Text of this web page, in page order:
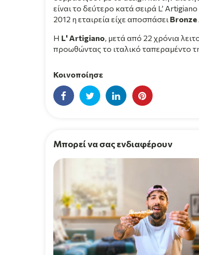
είναι το δεύτερο κατά σειρά L’
2012 η εταιρεία είχε αποσπάσει
Η L' Artigiano, μετά από 22 χρόνια
προωθώντας το ιταλικό ταπεραμέντο
Κοινοποίησε
Μπορεί να σας ενδιαφέρουν